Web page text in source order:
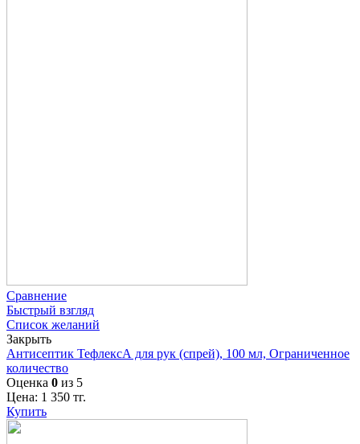
Сравнение
Быстрый взгляд
Список желаний
Закрыть
Антисептик ТефлексА для рук (спрей), 100 мл, Ограниченное
количество
Оценка 0 из 5
Цена: 1 350 тг.
Купить